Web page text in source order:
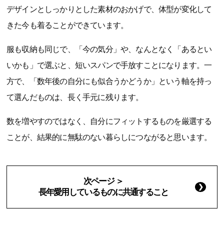
デザインとしっかりとした素材のおかげで、体型が変化して
きた今も着ることができています。
服も収納も同じで、「今の気分」や、なんとなく「あるとい
いかも」で選ぶと、短いスパンで手放すことになります。一
方で、「数年後の自分にも似合うかどうか」という軸を持っ
て選んだものは、長く手元に残ります。
数を増やすのではなく、自分にフィットするものを厳選する
ことが、結果的に無駄のない暮らしにつながると思います。
次ページ ＞
長年愛用しているものに共通すること